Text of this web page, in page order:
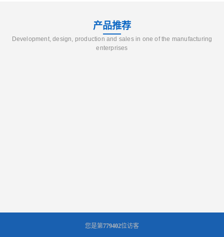
产品推荐
Development, design, production and sales in one of the manufacturing
enterprises
您是第779402位访客